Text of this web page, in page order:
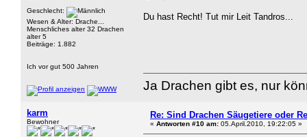
Geschlecht:
Wesen & Alter: Drache...
Menschliches alter 32 Drachen
alter 5
Beiträge: 1.882
Ich vor gut 500 Jahren
Du hast Recht! Tut mir Leit Tandros...
Ja Drachen gibt es, nur
karm
Bewohner
Re: Sind Drachen Säugetiere oder
« Antworten #10 am: 05.April.2010, 19:22:05 »